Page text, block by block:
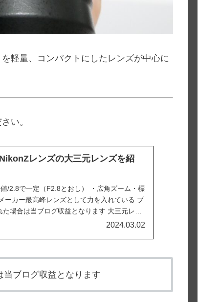
軽量、コンパクトにしたレンズが中心に
い。
レンズの大三元レンズを紹
/2.8で一定（F2.8とおし） ・広角ズーム・標
ーカー最高峰レンズとして力を入れている ブ
場合は当ブログ収益となります 大三元レン
2024.03.02
ブログ収益となります